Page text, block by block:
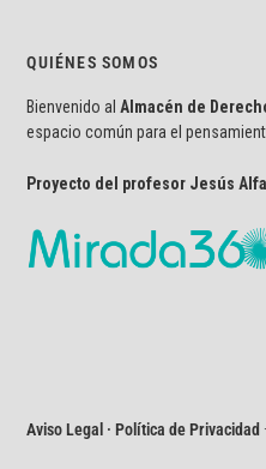
QUIÉNES SOMOS
Bienvenido al Almacén de
espacio común para el
Proyecto del profesor Jesús
Aviso Legal · Política de Privacidad